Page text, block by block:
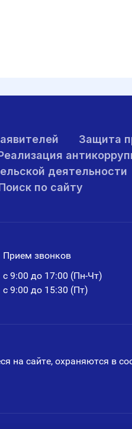
Защита
деятельности
по сайту
Прием звонков
с 9:00 до 17:00 (Пн-Чт)
с 9:00 до 15:30 (Пт)
на сайте, охраняются в